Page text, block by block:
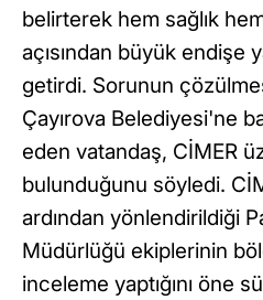
belirterek hem sağlık
açısından büyük endişe
getirdi. Sorunun
Çayırova Belediyesi'ne
eden vatandaş, CİMER
bulunduğunu söyledi.
ardından yönlendirildiği
Müdürlüğü ekiplerinin
inceleme yaptığını öne